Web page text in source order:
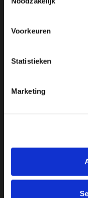
Voorkeuren
Statistieken
Marketing